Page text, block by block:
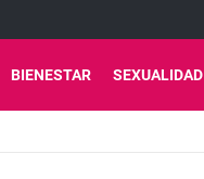
BIENESTAR SEXUALIDAD